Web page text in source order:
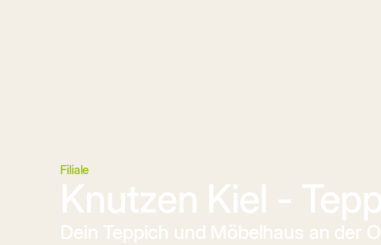
Filiale
Knutzen Kiel -
Dein Teppich und Möbelhaus an der